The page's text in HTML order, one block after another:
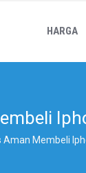
HARGA
Aman Membeli